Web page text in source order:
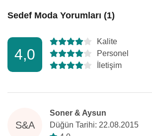
Sedef Moda Yorumları (1)
4,0
Kalite
Personel
İletişim
S&A
Soner & Aysun
Düğün Tarihi: 22.08.2015